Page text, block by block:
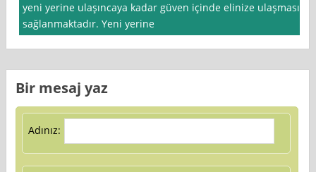
yeni yerine ulaşıncaya kadar güven içinde elinize ulaşması
sağlanmaktadır. Yeni yerine
Bir mesaj yaz
Adınız: